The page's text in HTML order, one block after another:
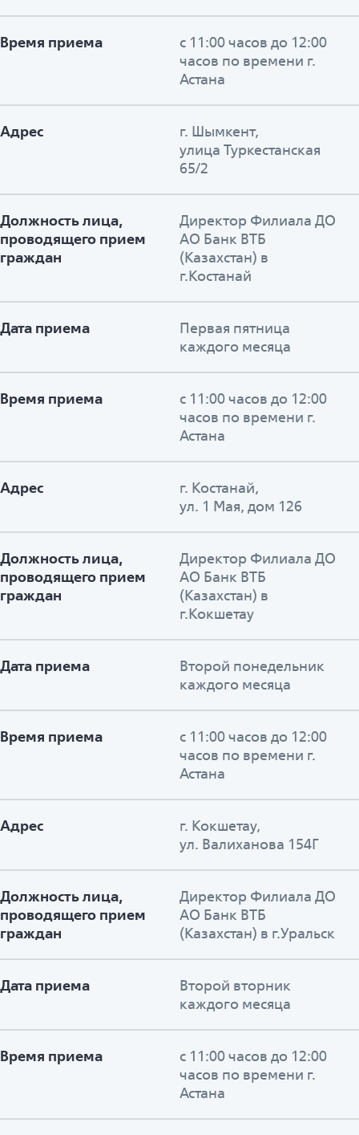
Время приема
Адрес
с 11:00 часов до 12:00
часов по времени г.
Астана
г. Шымкент,
улица Туркестанская
65/2
Должность лица,
проводящего прием
граждан
Дата приема
Время приема
Адрес
Директор Филиала ДО
АО Банк ВТБ
(Казахстан) в
г.Костанай
Первая пятница
каждого месяца
с 11:00 часов до 12:00
часов по времени г.
Астана
г. Костанай,
ул. 1 Мая, дом 126
Должность лица,
проводящего прием
граждан
Дата приема
Время приема
Адрес
Директор Филиала ДО
АО Банк ВТБ
(Казахстан) в
г.Кокшетау
Второй понедельник
каждого месяца
с 11:00 часов до 12:00
часов по времени г.
Астана
г. Кокшетау,
ул. Валиханова 154Г
Должность лица,
проводящего прием
граждан
Дата приема
Время приема
Директор Филиала ДО
АО Банк ВТБ
(Казахстан) в г.Уральск
Второй вторник
каждого месяца
с 11:00 часов до 12:00
часов по времени г.
Астана